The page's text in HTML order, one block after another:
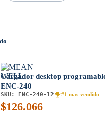
Cargador desktop
ENC-240
SKU: ENC-240-12 #1 mas vendido
$126.066